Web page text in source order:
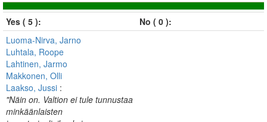
Yes ( 5 ):
No ( 0 ):
Luoma-Nirva, Jarno
Luhtala, Roope
Lahtinen, Jarmo
Makkonen, Olli
Laakso, Jussi :
"Näin on. Valtion ei tule tunnustaa
minkäänlaisten